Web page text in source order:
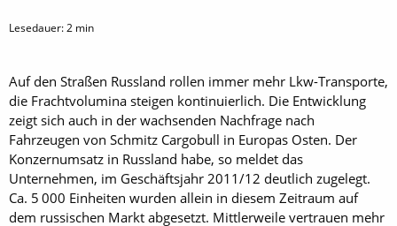
Lesedauer:2 min
Auf den Straßen Russland rollen immer mehr Lkw-Transporte,
die Frachtvolumina steigen kontinuierlich. Die Entwicklung
zeigt sich auch in der wachsenden Nachfrage nach
Fahrzeugen von Schmitz Cargobull in Europas Osten. Der
Konzernumsatz in Russland habe, so meldet das
Unternehmen, im Geschäftsjahr 2011/12 deutlich zugelegt.
Ca. 5 000 Einheiten wurden allein in diesem Zeitraum auf
dem russischen Markt abgesetzt. Mittlerweile vertrauen mehr